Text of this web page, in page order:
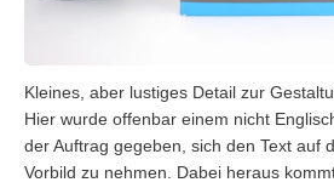
Kleines, aber lustiges Detail zur
Hier wurde offenbar einem nicht
der Auftrag gegeben, sich den Text auf
Vorbild zu nehmen. Dabei heraus